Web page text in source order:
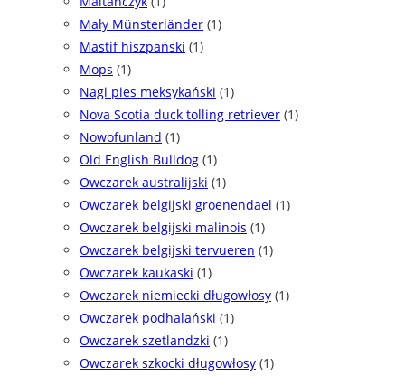
Mały Münsterländer (1)
Mastif hiszpański (1)
Mops (1)
Nagi pies meksykański (1)
Nova Scotia duck tolling retriever (1)
Nowofunland (1)
Old English Bulldog (1)
Owczarek australijski (1)
Owczarek belgijski groenendael (1)
Owczarek belgijski malinois (1)
Owczarek belgijski tervueren (1)
Owczarek kaukaski (1)
Owczarek niemiecki długowłosy (1)
Owczarek podhalański (1)
Owczarek szetlandzki (1)
Owczarek szkocki długowłosy (1)